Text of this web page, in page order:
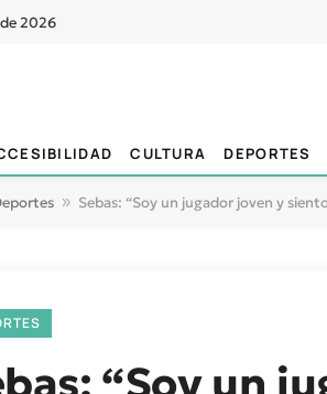
2026
CULTURA DEPORTES
» Sebas: “Soy un jugador joven y